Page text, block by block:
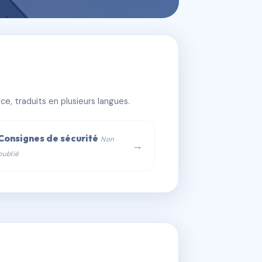
traduits en plusieurs langues.
de sécurité Non
→